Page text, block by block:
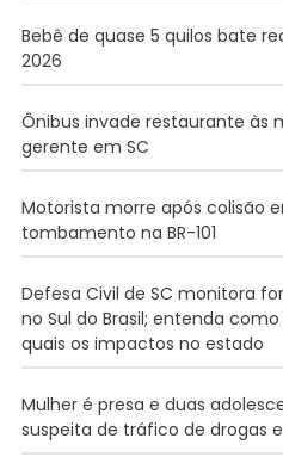
Bebê de quase 5 quilos bate
2026
Ônibus invade restaurante às
gerente em SC
Motorista morre após colisão
tombamento na BR-101
Defesa Civil de SC monitora
no Sul do Brasil; entenda
quais os impactos no estado
Mulher é presa e duas
suspeita de tráfico de drogas